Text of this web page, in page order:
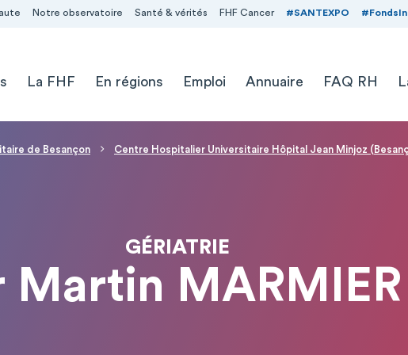
Notre observatoire Santé & vérités FHF Cancer #SANTEXPO
La FHF En régions Emploi Annuaire FAQ RH
de Besançon Centre Hospitalier Universitaire Hôpital Jean Minjoz
GÉRIATRIE
Martin MARMIER